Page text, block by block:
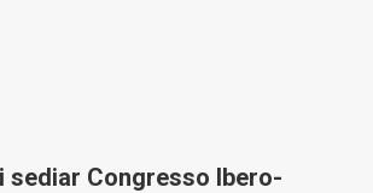
sediar Congresso Ibero-